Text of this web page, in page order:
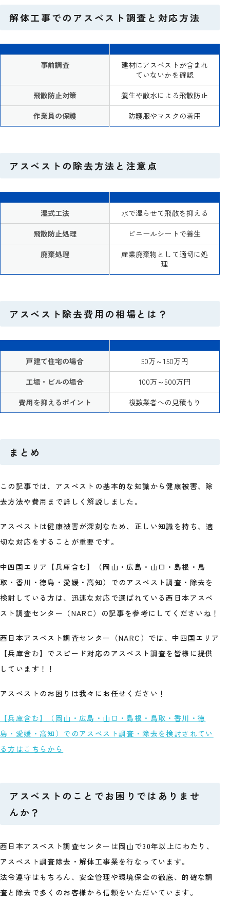
解体工事でのアスベスト調査と対応方法
事前調査
建材にアスベストが含まれ
ていないかを確認
飛散防止対策
養生や散水による飛散防止
作業員の保護
防護服やマスクの着用
アスベストの除去方法と注意点
湿式工法
水で湿らせて飛散を抑える
飛散防止処理
ビニールシートで養生
廃棄処理
産業廃棄物として適切に処
理
アスベスト除去費用の相場とは？
戸建て住宅の場合
50万～150万円
工場・ビルの場合
100万～500万円
費用を抑えるポイント
複数業者への見積もり
まとめ
この記事では、アスベストの基本的な知識から健康被害、除
去方法や費用まで詳しく解説しました。
アスベストは健康被害が深刻なため、正しい知識を持ち、適
切な対応をすることが重要です。
中四国エリア【兵庫含む】（岡山・広島・山口・島根・鳥
取・香川・徳島・愛媛・高知）でのアスベスト調査・除去を
検討している方は、迅速な対応で選ばれている西日本アスベ
スト調査センター（NARC）の記事を参考にしてくださいね！
西日本アスベスト調査センター（NARC）では、中四国エリア
【兵庫含む】でスピード対応のアスベスト調査を皆様に提供
しています！！
アスベストのお困りは我々にお任せください！
【兵庫含む】（岡山・広島・山口・島根・鳥取・香川・徳
島・愛媛・高知）でのアスベスト調査・除去を検討されてい
る方はこちらから
アスベストのことでお困りではありませ
んか？
西日本アスベスト調査センターは岡山で30年以上にわたり、
アスベスト調査除去・解体工事業を行なっています。
法令遵守はもちろん、安全管理や環境保全の徹底、的確な調
査と除去で多くのお客様から信頼をいただいています。